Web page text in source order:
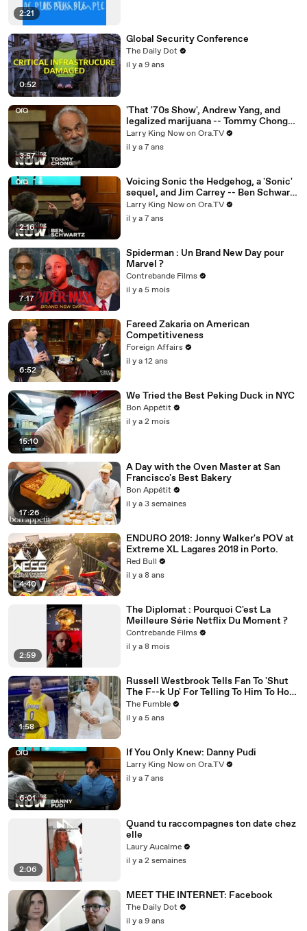
2:21
0:52
Global Security Conference
The Daily Dot
il y a 9 ans
3:57
'That '70s Show', Andrew Yang, and
legalized marijuana -- Tommy Chong
answers your social media questions
Larry King Now on Ora.TV
il y a 7 ans
2:16
Voicing Sonic the Hedgehog, a 'Sonic'
sequel, and Jim Carrey -- Ben Schwartz
answers your social media questions
Larry King Now on Ora.TV
il y a 7 ans
7:17
Spiderman : Un Brand New Day pour
Marvel ?
Contrebande Films
il y a 5 mois
6:52
Fareed Zakaria on American
Competitiveness
Foreign Affairs
il y a 12 ans
15:10
We Tried the Best Peking Duck in NYC
Bon Appétit
il y a 2 mois
17:26
A Day with the Oven Master at San
Francisco's Best Bakery
Bon Appétit
il y a 3 semaines
4:40
ENDURO 2018: Jonny Walker's POV at
Extreme XL Lagares 2018 in Porto.
Red Bull
il y a 8 ans
2:59
The Diplomat : Pourquoi C'est La
Meilleure Série Netflix Du Moment ?
Contrebande Films
il y a 8 mois
1:58
Russell Westbrook Tells Fan To 'Shut
The F--k Up' For Telling To Him To How
To Play Better
The Fumble
il y a 5 ans
6:01
If You Only Knew: Danny Pudi
Larry King Now on Ora.TV
il y a 7 ans
2:06
Quand tu raccompagnes ton date chez
elle
Laury Aucalme
il y a 2 semaines
MEET THE INTERNET: Facebook
The Daily Dot
il y a 9 ans